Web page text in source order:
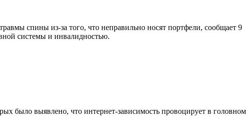
спины из-за того, что неправильно носят портфели, сообщает 9
системы и инвалидностью.
было выявлено, что интернет-зависимость провоцирует в головном